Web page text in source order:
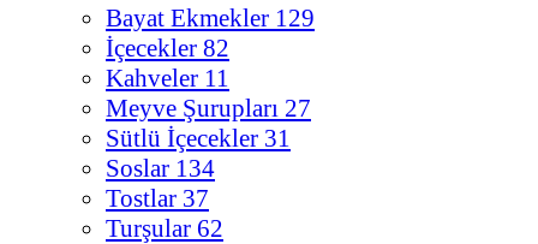
Bayat Ekmekler 129
İçecekler 82
Kahveler 11
Meyve Şurupları 27
Sütlü İçecekler 31
Soslar 134
Tostlar 37
Turşular 62